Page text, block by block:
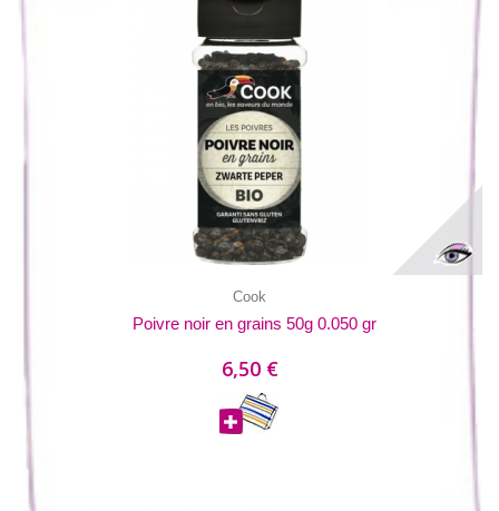
Cook
Poivre noir en grains 50g 0.050 gr
6,50 €